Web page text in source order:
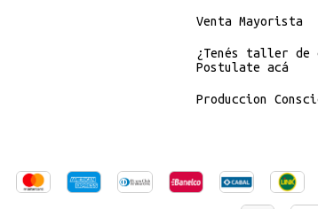
Venta Mayorista
¿Tenés taller de
Postulate acá
Produccion